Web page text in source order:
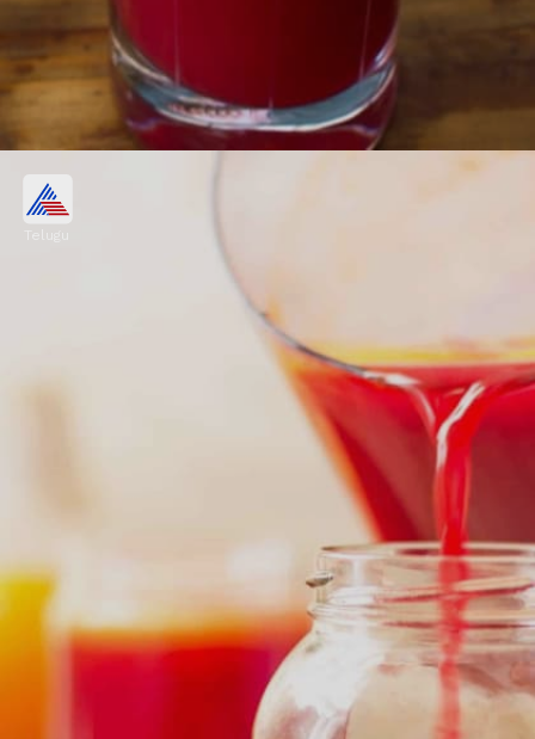
పొటాషియం అధికంగా ఉండే బీట్‌రూట్- క్యారెట్ జ్యూస్
తాగడం వల్ల గుండె ఆరోగ్యంగా ఉంటుంది.